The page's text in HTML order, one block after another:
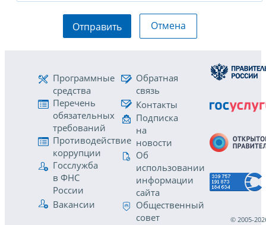
Отправить Отмена
Программные
средства
Перечень
обязательных
требований
Противодействие
коррупции
Госслужба
в ФНС
России
Вакансии
Обратная
связь
Контакты
Подписка
на
новости
Об
использовании
информации
сайта
Общественный
совет
© 2005-